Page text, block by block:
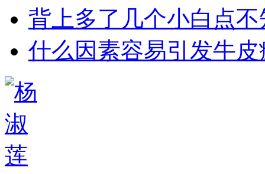
背上多了几个小白点
什么因素容易引发牛皮